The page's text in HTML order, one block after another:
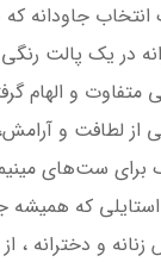
جاودانه که
در یک پالت
متفاوت و الهام
از لطافت و
ست‌های
استایلی که
و دخترانه ، از